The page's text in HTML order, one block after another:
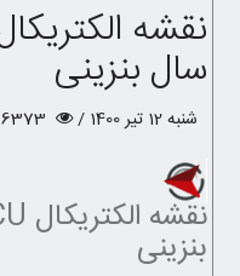
سال بنزینی
شنبه 12 تیر 1400 /
بنزینی